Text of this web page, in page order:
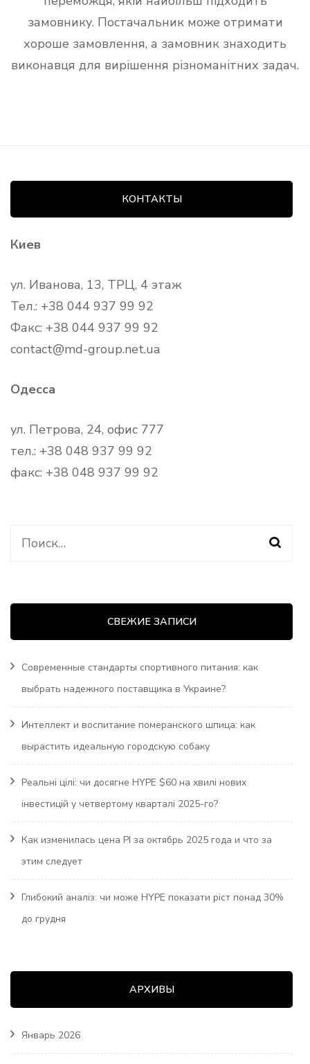
замовнику. Постачальник може отримати
хороше замовлення, а замовник знаходить
виконавця для вирішення різноманітних задач.
КОНТАКТЫ
Киев
ул. Иванова, 13, ТРЦ, 4 этаж
Тел.: +38 044 937 99 92
Факс: +38 044 937 99 92
contact@md-group.net.ua
Одесса
ул. Петрова, 24, офис 777
тел.: +38 048 937 99 92
факс: +38 048 937 99 92
Найти:
СВЕЖИЕ ЗАПИСИ
Современные стандарты спортивного питания: как
выбрать надежного поставщика в Украине?
Интеллект и воспитание померанского шпица: как
вырастить идеальную городскую собаку
Реальні цілі: чи досягне HYPE $60 на хвилі нових
інвестицій у четвертому кварталі 2025-го?
Как изменилась цена PI за октябрь 2025 года и что за
этим следует
Глибокий аналіз: чи може HYPE показати ріст понад 30%
до грудня
АРХИВЫ
Январь 2026